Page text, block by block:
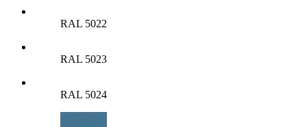
RAL 5022
RAL 5023
RAL 5024